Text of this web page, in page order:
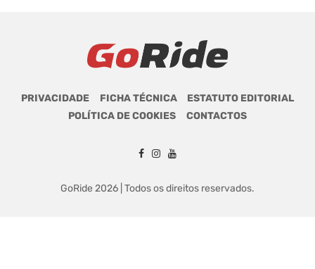
PRIVACIDADE FICHA TÉCNICA
ESTATUTO EDITORIAL
POLÍTICA DE COOKIES
CONTACTOS
GoRide 2026 | Todos os direitos reservados.